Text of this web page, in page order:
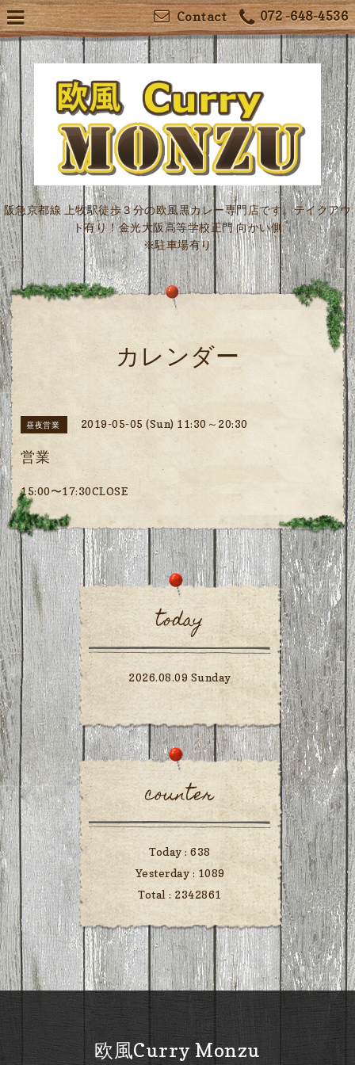
072 -648-4536
Contact
阪急京都線 上牧駅徒歩３分の欧風黒カレー専門店です。テイクアウ
ト有り！金光大阪高等学校正門 向かい側
※駐車場有り
カレンダー
昼夜営業 2019-05-05 (Sun) 11:30～20:30
営業
15:00〜17:30CLOSE
today
2026.08.09 Sunday
counter
Today :638
Yesterday : 1089
Total : 2342861
欧風Curry Monzu